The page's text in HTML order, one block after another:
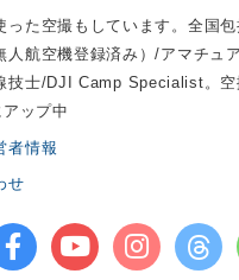
った空撮もしています。全国
人航空機登録済み）/アマチュ
技士/DJI Camp Specialist。空
ップ中
者情報
せ